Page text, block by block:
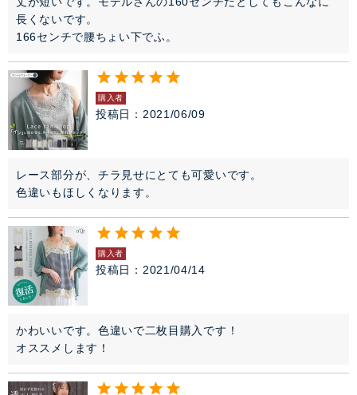
長くないです。
166センチで腰ちょい下でふ。
購入者
投稿日 2021/06/09
レース部分が、チラ見せにとても可愛いです。
色違いもほしくなります。
購入者
投稿日 2021/04/14
かわいいです。色違いで二枚目購入です！
オススメします！